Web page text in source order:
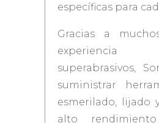
específicas para
Gracias a
superabrasivos,
suministrar
esmerilado, lijado
alto